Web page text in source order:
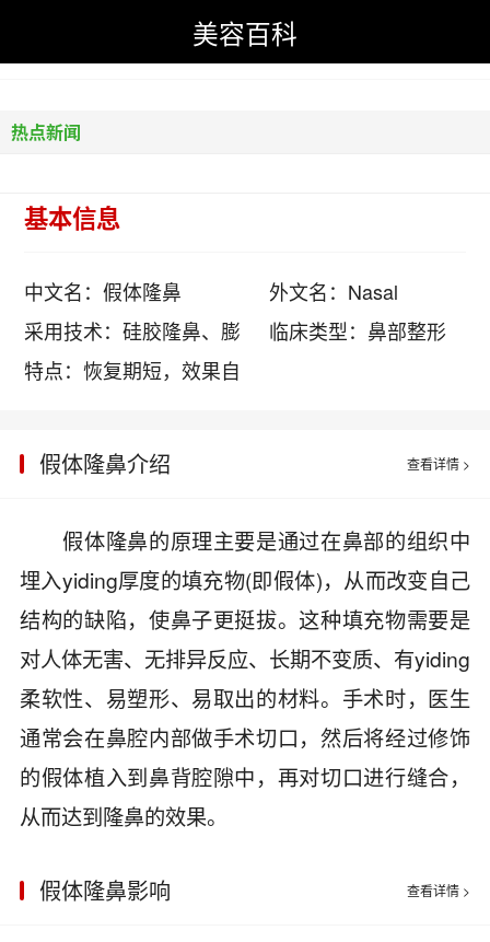
美容百科
整形美容>鼻部塑造
热点新闻
基本信息
中文名：假体隆鼻 外文名： Nasal
Augmentation
采用技术：硅胶隆鼻、膨
体隆鼻、自体软骨隆鼻、
临床类型： 鼻部整形
特点：恢复期短，效果自
假体隆鼻介绍 查看详情 >
假体隆鼻的原理主要是通过在鼻部的组织中
埋入yiding厚度的填充物(即假体)，从而改变自己
结构的缺陷，使鼻子更挺拔。这种填充物需要是
对人体无害、无排异反应、长期不变质、有yiding
柔软性、易塑形、易取出的材料。手术时，医生
通常会在鼻腔内部做手术切口，然后将经过修饰
的假体植入到鼻背腔隙中，再对切口进行缝合，
从而达到隆鼻的效果。
假体隆鼻影响 查看详情 >